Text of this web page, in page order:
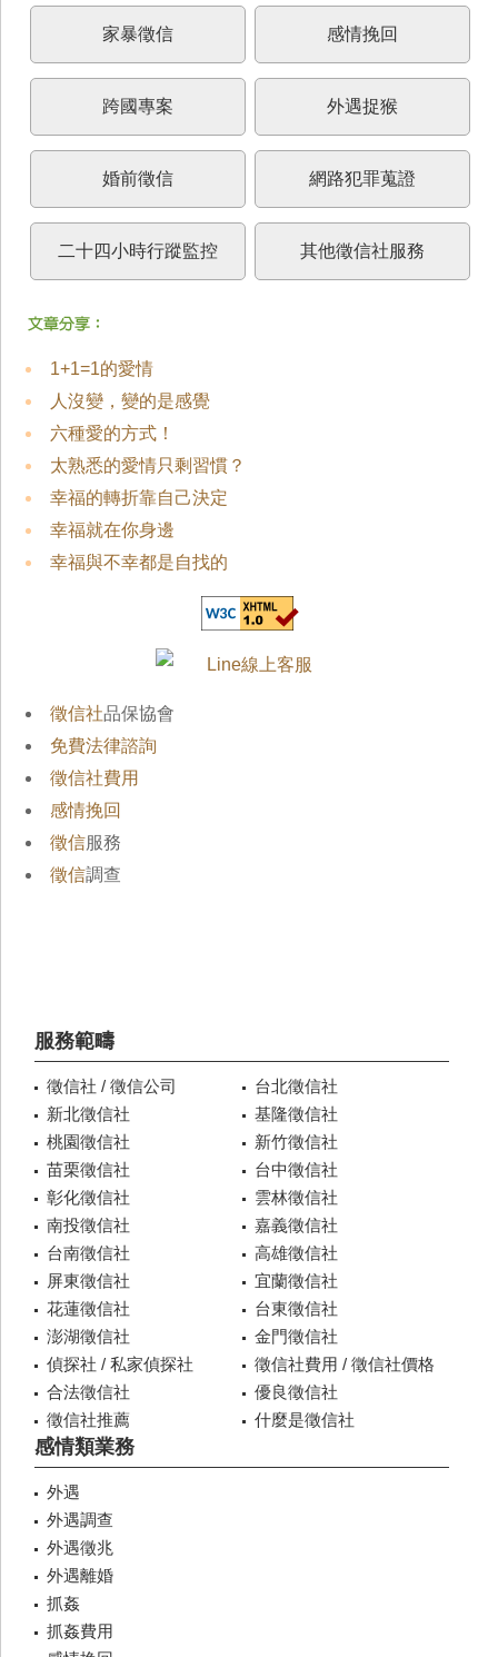
家暴徵信 感情挽回
跨國專案 外遇捉猴
婚前徵信 網路犯罪蒐證
二十四小時行蹤監控 其他徵信社服務
1+1=1的愛情
人沒變，變的是感覺
六種愛的方式！
太熟悉的愛情只剩習慣？
幸福的轉折靠自己決定
幸福就在你身邊
幸福與不幸都是自找的
徵信社品保協會
免費法律諮詢
徵信社費用
感情挽回
徵信服務
徵信調查
服務範疇
徵信社 / 徵信公司
台北徵信社
新北徵信社
基隆徵信社
桃園徵信社
新竹徵信社
苗栗徵信社
台中徵信社
彰化徵信社
雲林徵信社
南投徵信社
嘉義徵信社
台南徵信社
高雄徵信社
屏東徵信社
宜蘭徵信社
花蓮徵信社
台東徵信社
澎湖徵信社
金門徵信社
偵探社 / 私家偵探社
徵信社費用 / 徵信社價格
合法徵信社
優良徵信社
徵信社推薦
什麼是徵信社
感情類業務
外遇
外遇調查
外遇徵兆
外遇離婚
抓姦
抓姦費用